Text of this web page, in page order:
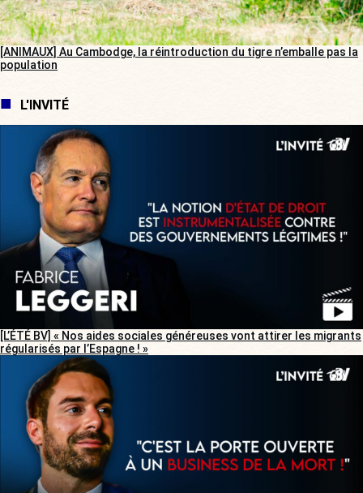
[ANIMAUX] Au Cambodge, la réintroduction du tigre n’emballe pas la
population
L'INVITÉ
[L’ÉTÉ BV] « Nos aides sociales généreuses vont attirer les migrants
régularisés par l’Espagne ! »